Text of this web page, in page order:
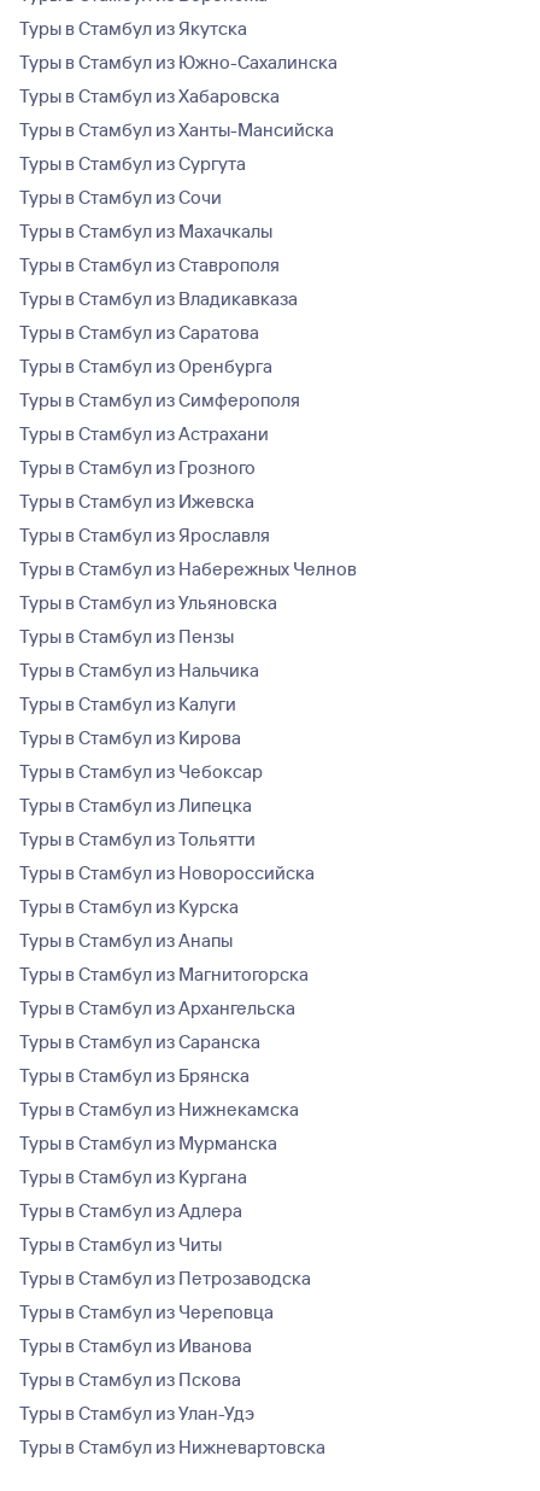
Туры в Стамбул из Якутска
Туры в Стамбул из Южно-Сахалинска
Туры в Стамбул из Хабаровска
Туры в Стамбул из Ханты-Мансийска
Туры в Стамбул из Сургута
Туры в Стамбул из Сочи
Туры в Стамбул из Махачкалы
Туры в Стамбул из Ставрополя
Туры в Стамбул из Владикавказа
Туры в Стамбул из Саратова
Туры в Стамбул из Оренбурга
Туры в Стамбул из Симферополя
Туры в Стамбул из Астрахани
Туры в Стамбул из Грозного
Туры в Стамбул из Ижевска
Туры в Стамбул из Ярославля
Туры в Стамбул из Набережных Челнов
Туры в Стамбул из Ульяновска
Туры в Стамбул из Пензы
Туры в Стамбул из Нальчика
Туры в Стамбул из Калуги
Туры в Стамбул из Кирова
Туры в Стамбул из Чебоксар
Туры в Стамбул из Липецка
Туры в Стамбул из Тольятти
Туры в Стамбул из Новороссийска
Туры в Стамбул из Курска
Туры в Стамбул из Анапы
Туры в Стамбул из Магнитогорска
Туры в Стамбул из Архангельска
Туры в Стамбул из Саранска
Туры в Стамбул из Брянска
Туры в Стамбул из Нижнекамска
Туры в Стамбул из Мурманска
Туры в Стамбул из Кургана
Туры в Стамбул из Адлера
Туры в Стамбул из Читы
Туры в Стамбул из Петрозаводска
Туры в Стамбул из Череповца
Туры в Стамбул из Иванова
Туры в Стамбул из Пскова
Туры в Стамбул из Улан-Удэ
Туры в Стамбул из Нижневартовска